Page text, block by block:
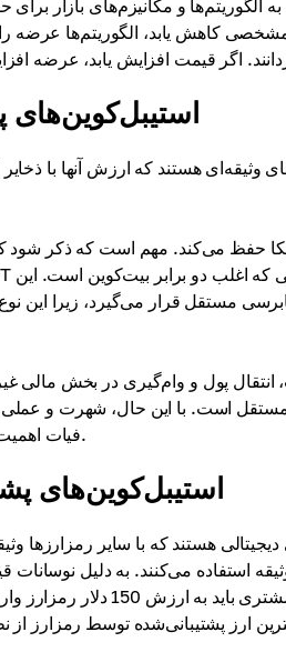
به الگوریتم‌ها و مکانیزم‌های بازار
کاهش یابد، الگوریتم‌ها عرضه را
هستند که ارزش آنها با ذخایر
قرار می‌گیرد، زیرا این نوع
انتقال پول و وام‌گیری در بخش
است. با این حال، شهرت و عملی
فیات اهمیت آنها را در فضای رمزارزها برجسته می‌کند.
استیبل‌کوین‌های
هستند که با سایر رمزارزها
استفاده می‌کنند. به دلیل نوسانات